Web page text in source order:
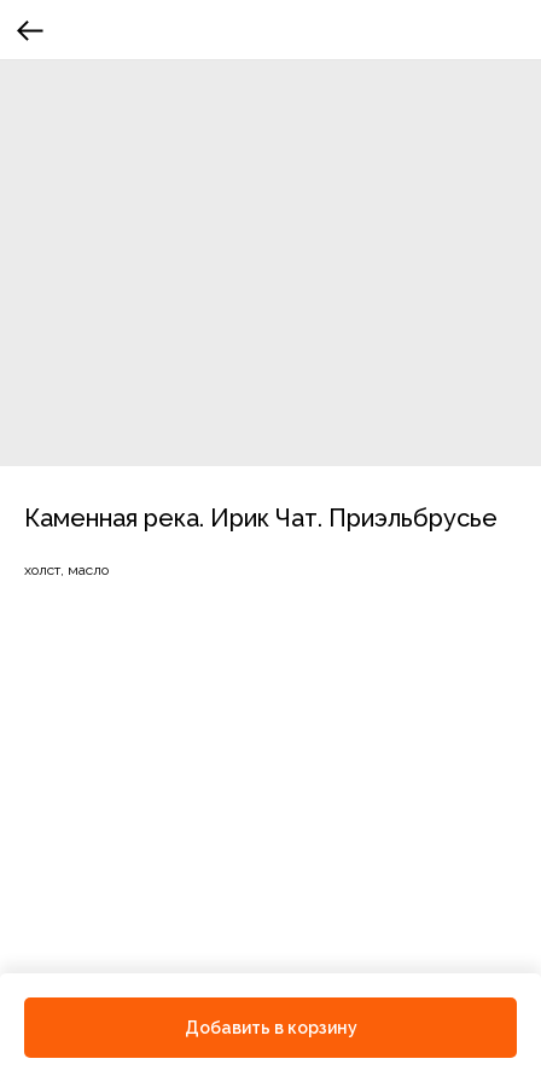
Каменная река. Ирик Чат. Приэльбрусье
Добавить в корзину
холст, масло